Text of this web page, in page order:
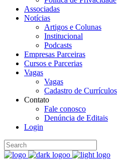
Associadas
Notícias
Artigos e Colunas
Institucional
Podcasts
Empresas Parceiras
Cursos e Parcerias
Vagas
Vagas
Cadastro de Currículos
Contato
Fale conosco
Denúncia de Editais
Login